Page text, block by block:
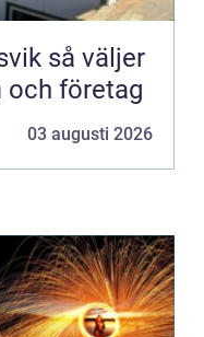
och företag
03 augusti 2026